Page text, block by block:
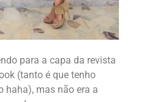
para a capa da revista
(tanto é que tenho
haha), mas não era a